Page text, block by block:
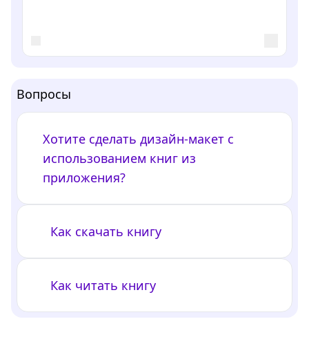
Вопросы
Хотите сделать дизайн-макет с
использованием книг из
приложения?
Как скачать книгу
Как читать книгу